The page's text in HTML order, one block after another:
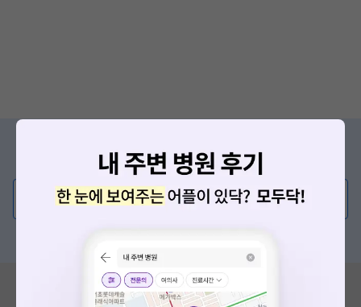
증상/치료, 궁금한 점이 있나요?
의사가 직접 답해드려요!
💬 무엇이든 물어보세요
혹시 잘못된 병원정보가 있나요?
모두닥 팀에 알려주세요!